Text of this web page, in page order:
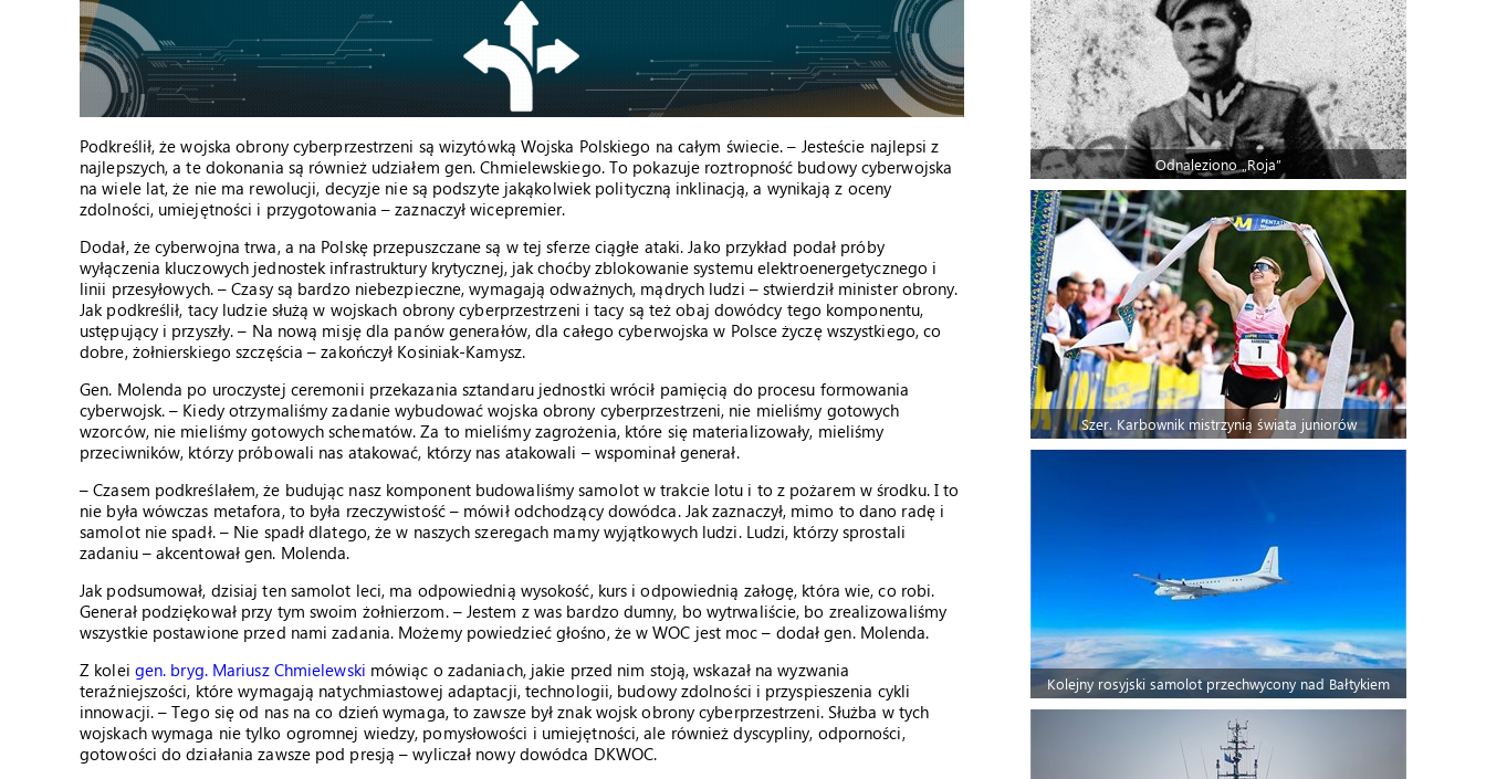
Podkreślił, że wojska obrony cyberprzestrzeni są wizytówką Wojska Polskiego na całym świecie. – Jesteście najlepsi z
najlepszych, a te dokonania są również udziałem gen. Chmielewskiego. To pokazuje roztropność budowy cyberwojska
na wiele lat, że nie ma rewolucji, decyzje nie są podszyte jakąkolwiek polityczną inklinacją, a wynikają z oceny
zdolności, umiejętności i przygotowania – zaznaczył wicepremier.
Dodał, że cyberwojna trwa, a na Polskę przepuszczane są w tej sferze ciągłe ataki. Jako przykład podał próby
wyłączenia kluczowych jednostek infrastruktury krytycznej, jak choćby zblokowanie systemu elektroenergetycznego i
linii przesyłowych. – Czasy są bardzo niebezpieczne, wymagają odważnych, mądrych ludzi – stwierdził minister obrony.
Jak podkreślił, tacy ludzie służą w wojskach obrony cyberprzestrzeni i tacy są też obaj dowódcy tego komponentu,
ustępujący i przyszły. – Na nową misję dla panów generałów, dla całego cyberwojska w Polsce życzę wszystkiego, co
dobre, żołnierskiego szczęścia – zakończył Kosiniak-Kamysz.
Gen. Molenda po uroczystej ceremonii przekazania sztandaru jednostki wrócił pamięcią do procesu formowania
cyberwojsk. – Kiedy otrzymaliśmy zadanie wybudować wojska obrony cyberprzestrzeni, nie mieliśmy gotowych
wzorców, nie mieliśmy gotowych schematów. Za to mieliśmy zagrożenia, które się materializowały, mieliśmy
przeciwników, którzy próbowali nas atakować, którzy nas atakowali – wspominał generał.
– Czasem podkreślałem, że budując nasz komponent budowaliśmy samolot w trakcie lotu i to z pożarem w środku. I to
nie była wówczas metafora, to była rzeczywistość – mówił odchodzący dowódca. Jak zaznaczył, mimo to dano radę i
samolot nie spadł. – Nie spadł dlatego, że w naszych szeregach mamy wyjątkowych ludzi. Ludzi, którzy sprostali
zadaniu – akcentował gen. Molenda.
Jak podsumował, dzisiaj ten samolot leci, ma odpowiednią wysokość, kurs i odpowiednią załogę, która wie, co robi.
Generał podziękował przy tym swoim żołnierzom. – Jestem z was bardzo dumny, bo wytrwaliście, bo zrealizowaliśmy
wszystkie postawione przed nami zadania. Możemy powiedzieć głośno, że w WOC jest moc – dodał gen. Molenda.
Z kolei gen. bryg. Mariusz Chmielewski mówiąc o zadaniach, jakie przed nim stoją, wskazał na wyzwania
teraźniejszości, które wymagają natychmiastowej adaptacji, technologii, budowy zdolności i przyspieszenia cykli
innowacji. – Tego się od nas na co dzień wymaga, to zawsze był znak wojsk obrony cyberprzestrzeni. Służba w tych
wojskach wymaga nie tylko ogromnej wiedzy, pomysłowości i umiejętności, ale również dyscypliny, odporności,
gotowości do działania zawsze pod presją – wyliczał nowy dowódca DKWOC.
Odnaleziono „Roja”
Szer. Karbownik mistrzynią świata juniorów
Kolejny rosyjski samolot przechwycony nad Bałtykiem